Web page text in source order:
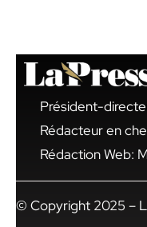
Président-
Rédacteur en
Rédaction Web:
© Copyright 2025 –